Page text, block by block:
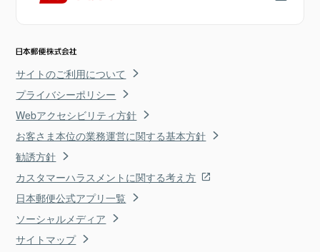
サイトのご利用について
プライバシーポリシー
Webアクセシビリティ方針
お客さま本位の業務運営に関する基本方針
勧誘方針
カスタマーハラスメントに関する考え方
日本郵便公式アプリ一覧
ソーシャルメディア
サイトマップ